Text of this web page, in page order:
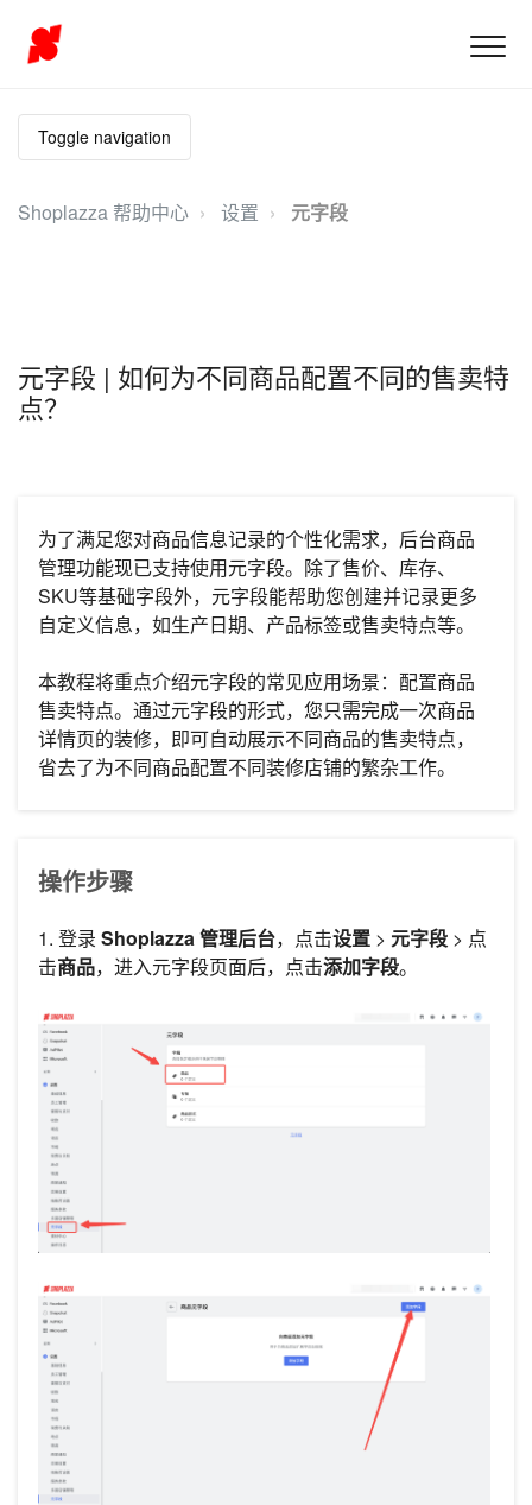
Toggle navigation
Shoplazza 帮助中心 设置 元字段
元字段 | 如何为不同商品配置不同的售卖特
点？
为了满足您对商品信息记录的个性化需求，后台商品
管理功能现已支持使用元字段。除了售价、库存、
SKU等基础字段外，元字段能帮助您创建并记录更多
自定义信息，如生产日期、产品标签或售卖特点等。
本教程将重点介绍元字段的常见应用场景：配置商品
售卖特点。通过元字段的形式，您只需完成一次商品
详情页的装修，即可自动展示不同商品的售卖特点，
省去了为不同商品配置不同装修店铺的繁杂工作。
操作步骤
1. 登录 Shoplazza 管理后台，点击设置 > 元字段 > 点
击商品，进入元字段页面后，点击添加字段。